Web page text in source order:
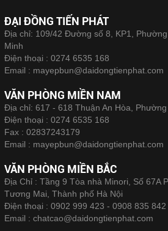
ĐẠI ĐỒNG TIẾN PHÁT
Địa chỉ: 109/42 Đường số 8, KP1,
Minh
Điện thoại : 0274 6535 168
Email : mayepbun@daidongtienphat.com
VĂN PHÒNG MIỀN NAM
Địa chỉ: 617 - 618 Thuận An Hòa,
Điện thoại : 0274 6535 168
Fax : 02837243179
Email : mayepbun@daidongtienphat.com
VĂN PHÒNG MIỀN BẮC
Địa Chỉ : Tầng 9 Tòa nhà Minori, Số 67A
Tương Mai, Thành phố Hà Nội
Điện thoại : 0902 999 423 - 0908 835 842
Email : chatcao@daidongtienphat.com